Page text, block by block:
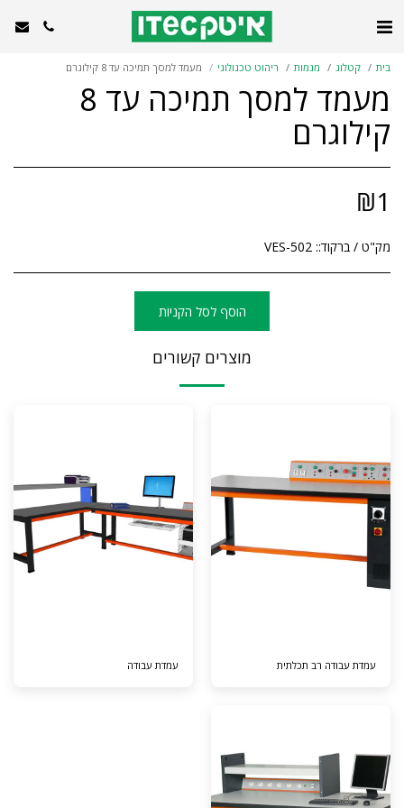
בית קטלוג מגמות ריהוט טכנולוגי מעמד למסך תמיכה עד 8 קילוגרם
מעמד למסך תמיכה עד 8
קילוגרם
₪1
מק"ט / ברקוד:: VES-502
הוסף לסל הקניות
מוצרים קשורים
עמדת עבודה רב תכלתית עמדת עבודה